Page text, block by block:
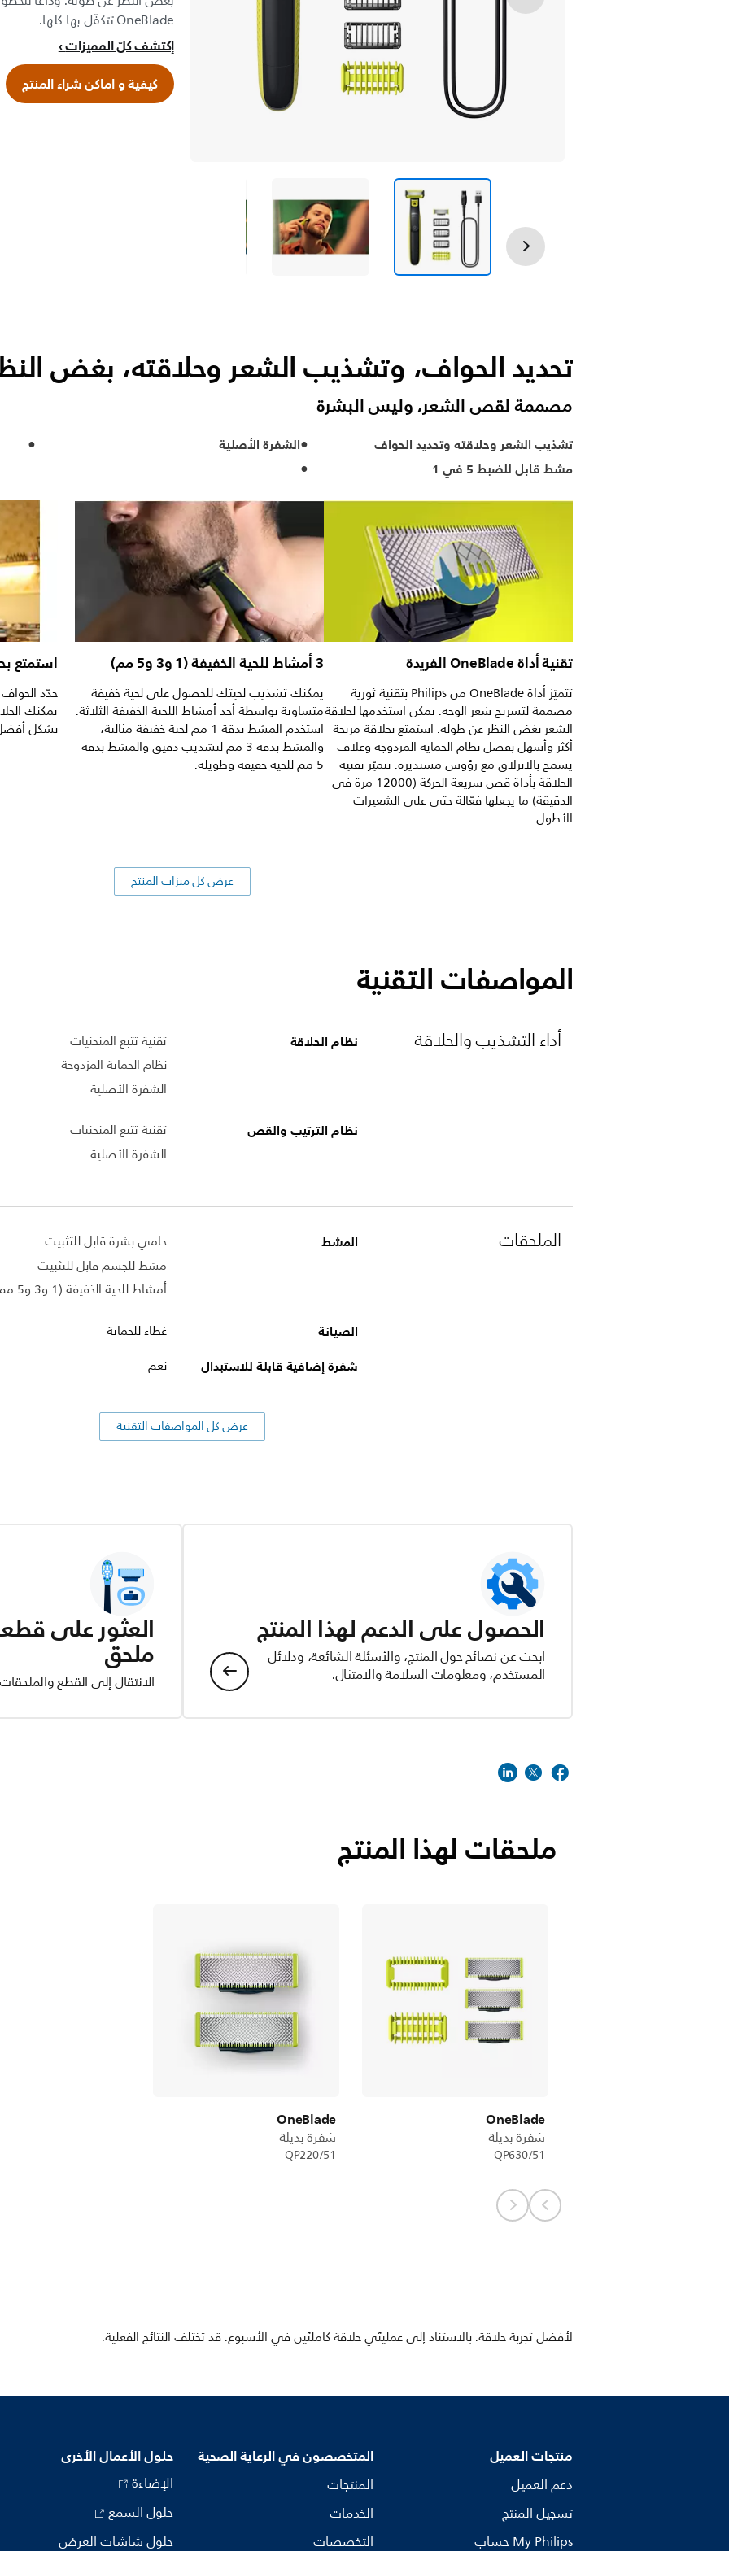
OneBlade تتكفّل بها كلها.
إكتشف كلّ المميزات
كيفية و اماكن شراء المنتج
تحديد الحواف، وتشذيب الشعر وحلاقته، بغض
مصممة لقص الشعر، وليس البشرة
تشذيب الشعر وحلاقته وتحديد الحواف
الشفرة الأصلية
مشط قابل للضبط 5 في 1
تقنية أداة OneBlade الفريدة
تتميّز أداة OneBlade من Philips بتقنية ثورية
مصممة لتسريح شعر الوجه. يمكن استخدمها لحلاقة
الشعر بغض النظر عن طوله. استمتع بحلاقة مريحة
أكثر وأسهل بفضل نظام الحماية المزدوجة وغلاف
يسمح بالانزلاق مع رؤوس مستديرة. تتميّز تقنية
الحلاقة بأداة قص سريعة الحركة (12000 مرة في
الدقيقة) ما يجعلها فعّالة حتى على الشعيرات
الأطول.
3 أمشاط للحية الخفيفة (1 و3 و5 مم)
يمكنك تشذيب لحيتك للحصول على لحية خفيفة
متساوية بواسطة أحد أمشاط اللحية الخفيفة الثلاثة.
استخدم المشط بدقة 1 مم لحية خفيفة مثالية،
والمشط بدقة 3 مم لتشذيب دقيق والمشط بدقة
5 مم للحية خفيفة وطويلة.
استمتع
حدّد
يمكنك
بشكل
عرض كل ميزات المنتج
المواصفات التقنية
أداء التشذيب والحلاقة نظام الحلاقة
تقنية تتبع المنحنيات
نظام الحماية المزدوجة
الشفرة الأصلية
نظام الترتيب والقص
تقنية تتبع المنحنيات
الشفرة الأصلية
الملحقات المشط
حامي بشرة قابل للتثبيت
مشط للجسم قابل للتثبيت
أمشاط للحية الخفيفة (1 و3 و5 مم)
الصيانة غطاء للحماية
شفرة إضافية قابلة للاستبدال نعم
عرض كل المواصفات التقنية
الحصول على الدعم لهذا المنتج
ابحث عن نصائح حول المنتج، والأسئلة الشائعة، ودلائل
المستخدم، ومعلومات السلامة والامتثال.
العثور على
ملحق
الانتقال إلى القطع والملحقات
ملحقات لهذا المنتج
OneBlade
شفرة بديلة
QP630/51
OneBlade
شفرة بديلة
QP220/51
لأفضل تجربة حلاقة. بالاستناد إلى عمليتَي حلاقة كاملتَين في الأسبوع. قد تختلف النتائج الفعلية.
منتجات العميل
دعم العميل
تسجيل المنتج
My Philips حساب
المتخصصون في الرعاية الصحية
المنتجات
الخدمات
التخصصات
حلول الأعمال الأخرى
الإضاءة
حلول السمع
حلول شاشات العرض